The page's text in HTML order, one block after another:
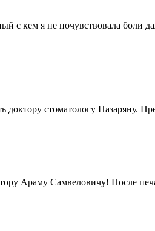
с кем я не почувствовала боли
доктору стоматологу
Араму Самвеловичу! После